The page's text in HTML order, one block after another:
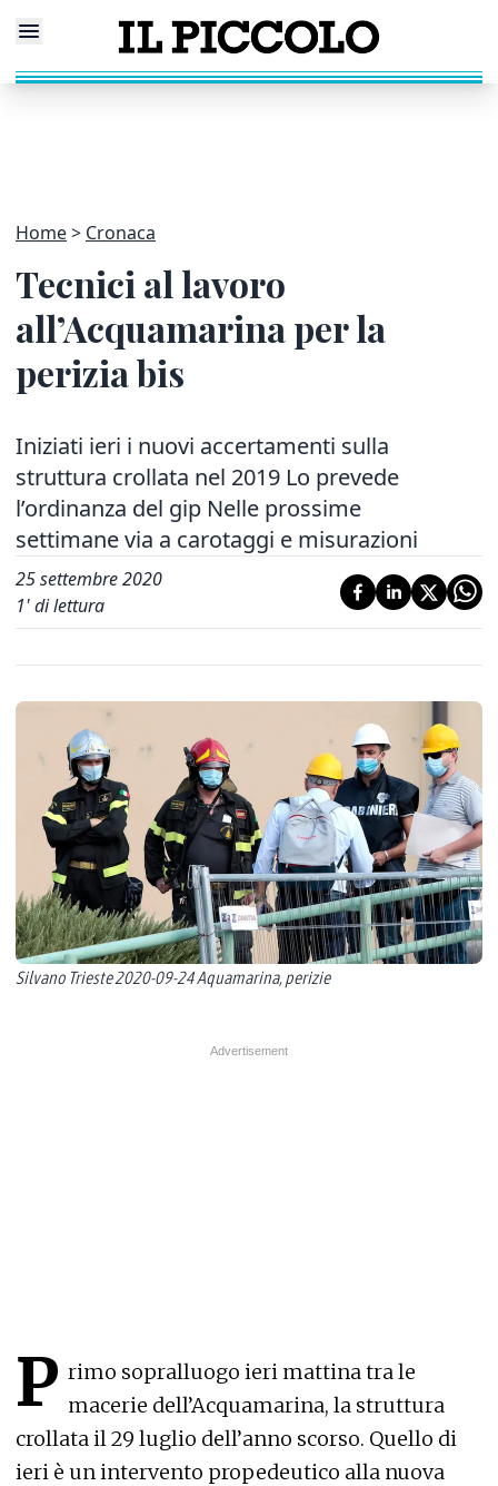
Home Cronaca
Tecnici al lavoro
all’Acquamarina per la
perizia bis
Iniziati ieri i nuovi accertamenti sulla
struttura crollata nel 2019 Lo prevede
l’ordinanza del gip Nelle prossime
settimane via a carotaggi e misurazioni
25 settembre 2020
1' di lettura
Silvano Trieste 2020-09-24 Aquamarina, perizie
P rimo sopralluogo ieri mattina tra le
macerie dell’Acquamarina, la struttura
crollata il 29 luglio dell’anno scorso. Quello di
ieri è un intervento propedeutico alla nuova